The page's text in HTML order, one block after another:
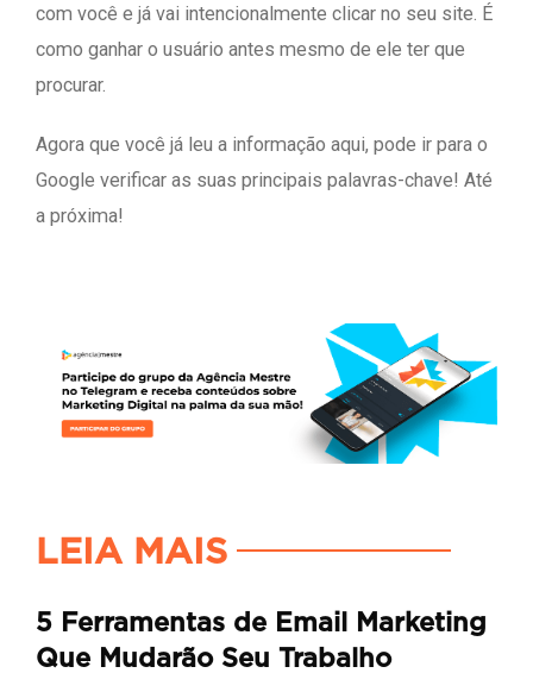
com você e já vai intencionalmente clicar no seu site. É
como ganhar o usuário antes mesmo de ele ter que
procurar.
Agora que você já leu a informação aqui, pode ir para o
Google verificar as suas principais palavras-chave! Até
a próxima!
LEIA MAIS
5 Ferramentas de Email Marketing
Que Mudarão Seu Trabalho